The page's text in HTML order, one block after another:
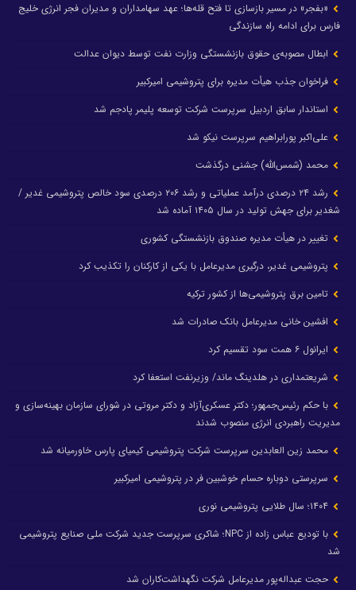
«بفجر» در مسیر بازسازی تا فتح قله‌ها؛ عهد سهامداران و مدیران فجر انرژی خلیج
فارس برای ادامه راه سازندگی
ابطال مصوبه‌ی حقوق بازنشستگی وزارت نفت توسط دیوان عدالت
فراخوان جذب هیأت مدیره برای پتروشیمی امیرکبیر
استاندار سابق اردبیل سرپرست شرکت توسعه پلیمر پادجم شد
علی‌اکبر پورابراهیم سرپرست نیکو شد
محمد (شمس‌الله) جشنی درگذشت
رشد ۲۴ درصدی درآمد عملیاتی و رشد ۲۰۶ درصدی سود خالص پتروشیمی غدیر /
شغدیر برای جهش تولید در سال ۱۴۰۵ آماده شد
تغییر در هیأت مدیره صندوق بازنشستگی کشوری
پتروشیمی غدیر، درگیری مدیرعامل با یکی از کارکنان را تکذیب کرد
تامین برق پتروشیمی‌ها از کشور ترکیه
افشین خانی مدیرعامل بانک صادرات شد
ایرانول ۶ همت سود تقسیم کرد
شریعتمداری در هلدینگ ماند/ وزیرنفت استعفا کرد
با حکم رئیس‌جمهور؛ دکتر عسکری‌آزاد و دکتر مروتی در شورای سازمان بهینه‌سازی و
مدیریت راهبردی انرژی منصوب شدند
محمد زین العابدین سرپرست شرکت پتروشیمی کیمیای پارس خاورمیانه شد
سرپرستی دوباره حسام خوشبین فر در پتروشیمی امیرکبیر
با تودیع عباس زاده از NPC؛ شاکری سرپرست جدید شرکت ملی صنایع پتروشیمی
شد
حجت عبداله‌پور مدیرعامل شرکت نگهداشت‌کاران شد